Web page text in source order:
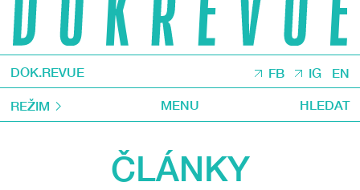
DOK.REVUE FB IG EN
REŽIM MENU HLEDAT
ČLÁNKY